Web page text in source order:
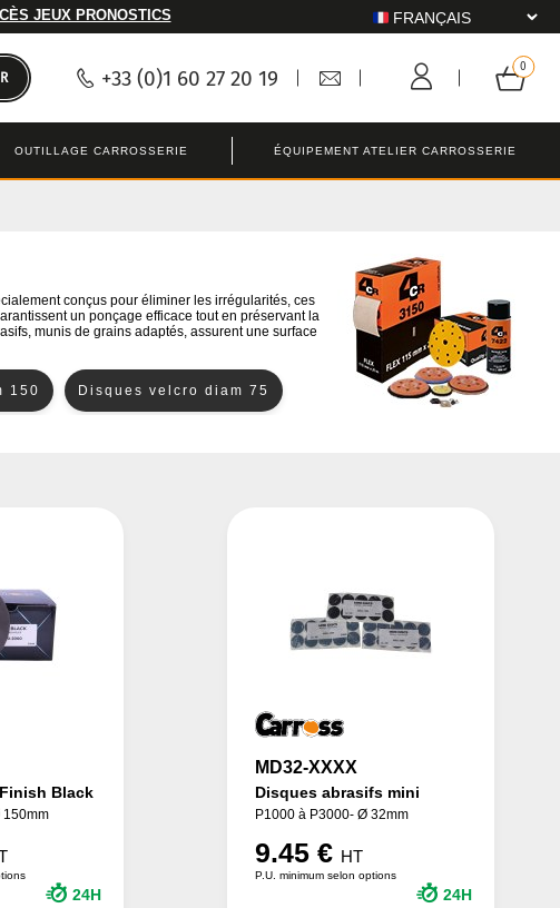
JEUX PRONOSTICS
+33 (0)1 60 27 20 19
OUTILLAGE CARROSSERIE ÉQUIPEMENT ATELIER CARROSSERIE
conçus pour éliminer les irrégularités, ces
un ponçage efficace tout en préservant la
munis de grains adaptés, assurent une surface
150 Disques velcro diam 75
Black
150mm
24H
MD32-XXXX
Disques abrasifs mini
P1000 à P3000- Ø 32mm
9.45 € HT
P.U. minimum selon options
24H